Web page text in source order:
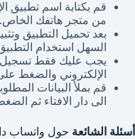
قم بكتابة اسم تطبيق
من متجر هاتفك الخاص.
بعد تحميل التطبيق
السهل استخدام
يجب عليك فقط
الإلكتروني والضغط
قم بملأ البيانات
الى دار الافتاء ثم
أسئلة الشائعة حول واتساب